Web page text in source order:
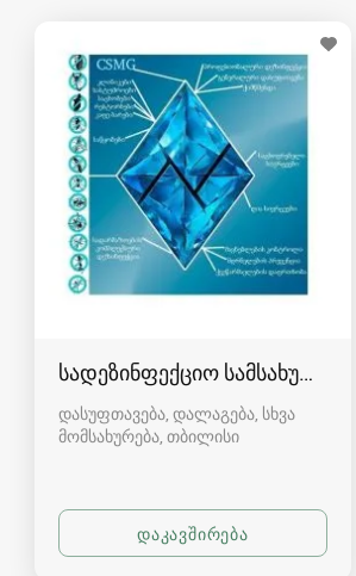
სადეზინფექციო სამსახური
დასუფთავება, დალაგება, სხვა
მომსახურება თბილისი